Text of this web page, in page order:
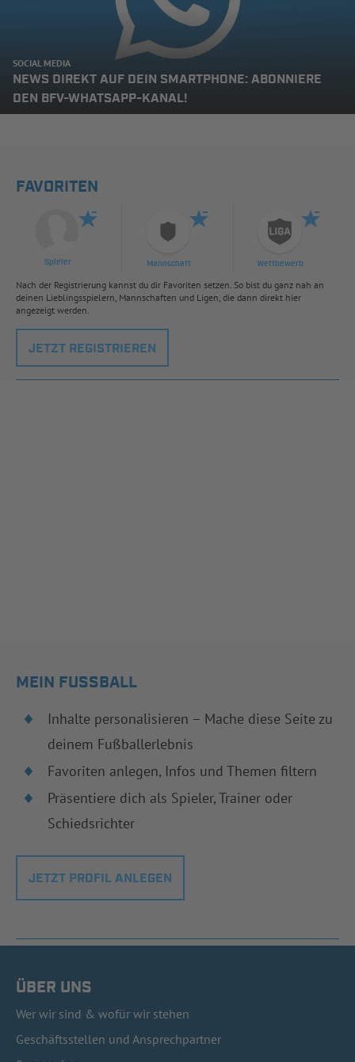
SOCIAL MEDIA
NEWS DIREKT AUF DEIN SMARTPHONE: ABONNIERE
DEN BFV-WHATSAPP-KANAL!
FAVORITEN
Spieler Mannschaft Wettbewerb
Nach der Registrierung kannst du dir Favoriten setzen. So bist du ganz nah an
deinen Lieblingsspielern, Mannschaften und Ligen, die dann direkt hier
angezeigt werden.
JETZT REGISTRIEREN
MEIN FUSSBALL
Inhalte personalisieren – Mache diese Seite zu
deinem Fußballerlebnis
Favoriten anlegen, Infos und Themen filtern
Präsentiere dich als Spieler, Trainer oder
Schiedsrichter
JETZT PROFIL ANLEGEN
ÜBER UNS
Wer wir sind & wofür wir stehen
Geschäftsstellen und Ansprechpartner